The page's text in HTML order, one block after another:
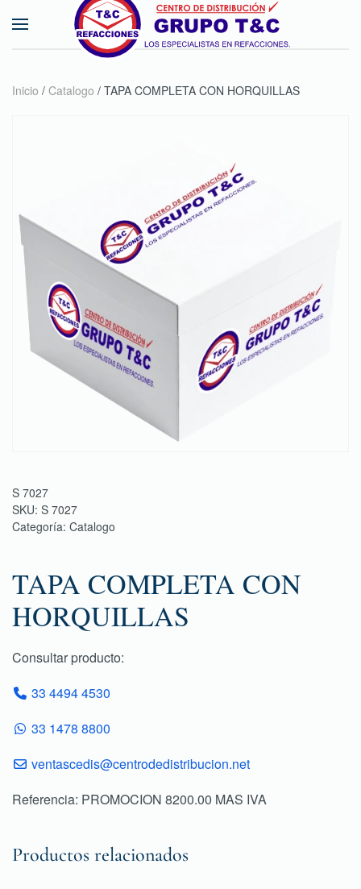
Skip to main content
Inicio / Catalogo / TAPA COMPLETA CON HORQUILLAS
S 7027
SKU: S 7027
Categoría: Catalogo
TAPA COMPLETA CON
HORQUILLAS
Consultar producto:
33 4494 4530
33 1478 8800
ventascedis@centrodedistribucion.net
Referencia: PROMOCION 8200.00 MAS IVA
Productos relacionados